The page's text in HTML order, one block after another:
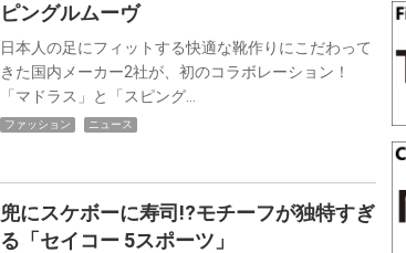
ピングルムーヴ
日本人の足にフィットする快適な靴作りにこだわって
きた国内メーカー2社が、初のコラボレーション！
「マドラス」と「スピング…
ファッション ニュース
兜にスケボーに寿司!?モチーフが独特すぎ
る「セイコー 5スポーツ」